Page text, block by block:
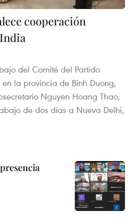
cooperación
del Comité del Partido
la provincia de Binh Duong,
Nguyen Hoang Thao,
de dos días a Nueva Delhi,